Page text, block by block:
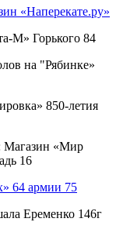
«Наперекате.ру»
М» Горького 84
на "Рябинке»
850-летия
Магазин «Мир
16
64 армии 75
Еременко 146г